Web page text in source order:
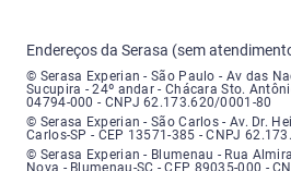
Endereços da Serasa (sem
Serasa Experian - São Paulo - Endereço:
© Serasa Experian - São Paulo - Av das
Sucupira - 24º andar - Chácara Sto.
04794-000 - CNPJ 62.173.620/0001-80
Serasa Experian - São Carlos - Endereço:
© Serasa Experian - São Carlos - Av. Dr.
Carlos-SP - CEP 13571-385 - CNPJ
Serasa Experian - Blumenau - Endereço:
© Serasa Experian - Blumenau - Rua
Nova - Blumenau-SC - CEP 89035-000 -